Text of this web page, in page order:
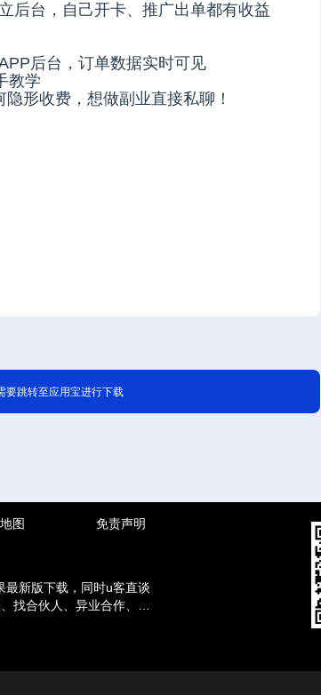
后台，自己开卡、推广出单都有收益
后台，订单数据实时可见
教学
形收费，想做副业直接私聊！
要跳转至应用宝进行下载
图 免责声明
最新版下载，同时u客直谈
找合伙人、异业合作、地